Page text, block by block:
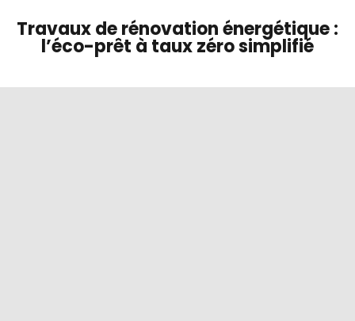
Travaux de rénovation énergétique :
l’éco-prêt à taux zéro simplifié